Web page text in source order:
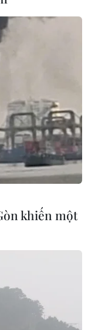
này bị ''treo''
gần 3 thập
vùng dự án
hết sức khó
khiến một